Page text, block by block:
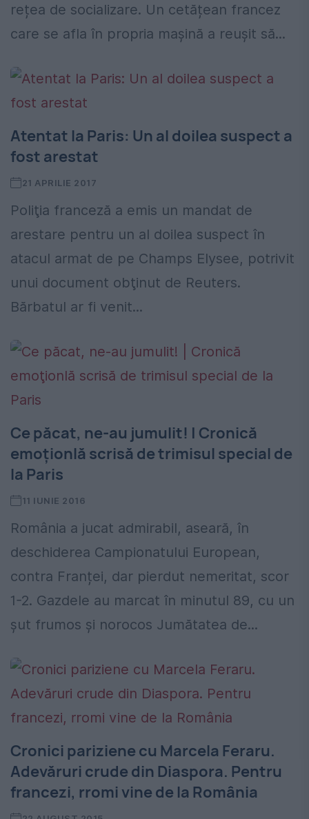
rețea de socializare. Un cetățean francez
care se afla în propria mașină a reușit să...
Atentat la Paris: Un al doilea suspect a
fost arestat
21 APRILIE 2017
Poliţia franceză a emis un mandat de
arestare pentru un al doilea suspect în
atacul armat de pe Champs Elysee, potrivit
unui document obţinut de Reuters.
Bărbatul ar fi venit...
Ce păcat, ne-au jumulit! | Cronică
emoţionlă scrisă de trimisul special de
la Paris
11 IUNIE 2016
România a jucat admirabil, aseară, în
deschiderea Campionatului European,
contra Franței, dar pierdut nemeritat, scor
1-2. Gazdele au marcat în minutul 89, cu un
șut frumos și norocos Jumătatea de...
Cronici pariziene cu Marcela Feraru.
Adevăruri crude din Diaspora. Pentru
francezi, rromi vine de la România